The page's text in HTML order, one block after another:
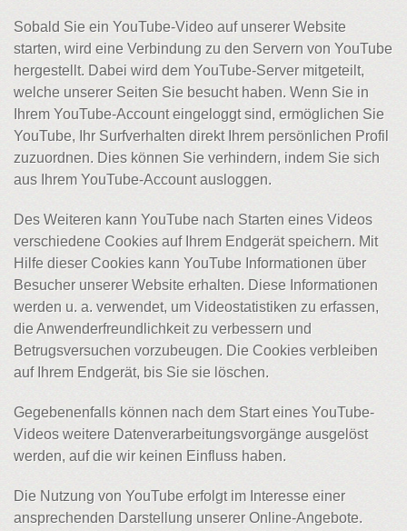
Sobald Sie ein YouTube-Video auf unserer Website
starten, wird eine Verbindung zu den Servern von YouTube
hergestellt. Dabei wird dem YouTube-Server mitgeteilt,
welche unserer Seiten Sie besucht haben. Wenn Sie in
Ihrem YouTube-Account eingeloggt sind, ermöglichen Sie
YouTube, Ihr Surfverhalten direkt Ihrem persönlichen Profil
zuzuordnen. Dies können Sie verhindern, indem Sie sich
aus Ihrem YouTube-Account ausloggen.
Des Weiteren kann YouTube nach Starten eines Videos
verschiedene Cookies auf Ihrem Endgerät speichern. Mit
Hilfe dieser Cookies kann YouTube Informationen über
Besucher unserer Website erhalten. Diese Informationen
werden u. a. verwendet, um Videostatistiken zu erfassen,
die Anwenderfreundlichkeit zu verbessern und
Betrugsversuchen vorzubeugen. Die Cookies verbleiben
auf Ihrem Endgerät, bis Sie sie löschen.
Gegebenenfalls können nach dem Start eines YouTube-
Videos weitere Datenverarbeitungsvorgänge ausgelöst
werden, auf die wir keinen Einfluss haben.
Die Nutzung von YouTube erfolgt im Interesse einer
ansprechenden Darstellung unserer Online-Angebote.